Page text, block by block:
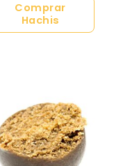
Comprar
Hachis